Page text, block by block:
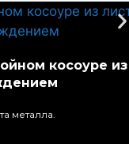
косоуре из
металла.